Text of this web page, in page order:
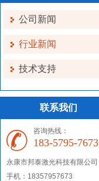
公司新闻
行业新闻
技术支持
联系我们
咨询热线：
183-5795-7673
永康市邦泰激光科技有限公司
手机：18357957673